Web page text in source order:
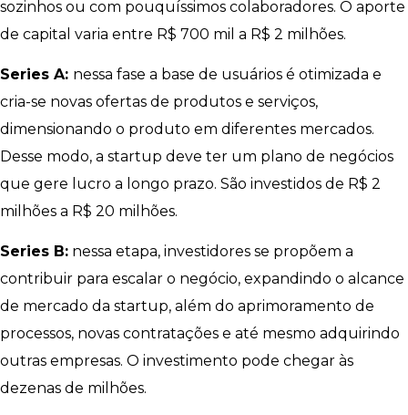
sozinhos ou com pouquíssimos colaboradores. O aporte
de capital varia entre R$ 700 mil a R$ 2 milhões.
Series A: nessa fase a base de usuários é otimizada e
cria-se novas ofertas de produtos e serviços,
dimensionando o produto em diferentes mercados.
Desse modo, a startup deve ter um plano de negócios
que gere lucro a longo prazo. São investidos de R$ 2
milhões a R$ 20 milhões.
Series B: nessa etapa, investidores se propõem a
contribuir para escalar o negócio, expandindo o alcance
de mercado da startup, além do aprimoramento de
processos, novas contratações e até mesmo adquirindo
outras empresas. O investimento pode chegar às
dezenas de milhões.